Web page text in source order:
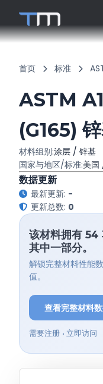
首页 标准
ASTM
(G165)
材料组别:涂层 / 锌基
国家与地区/标准:美国
数据更新
最新更新: -
更新总数: 0
该材料拥有
其中一部分。
解锁完整材料性能
值。
查看完整材料数
需要注册 • 立即访问